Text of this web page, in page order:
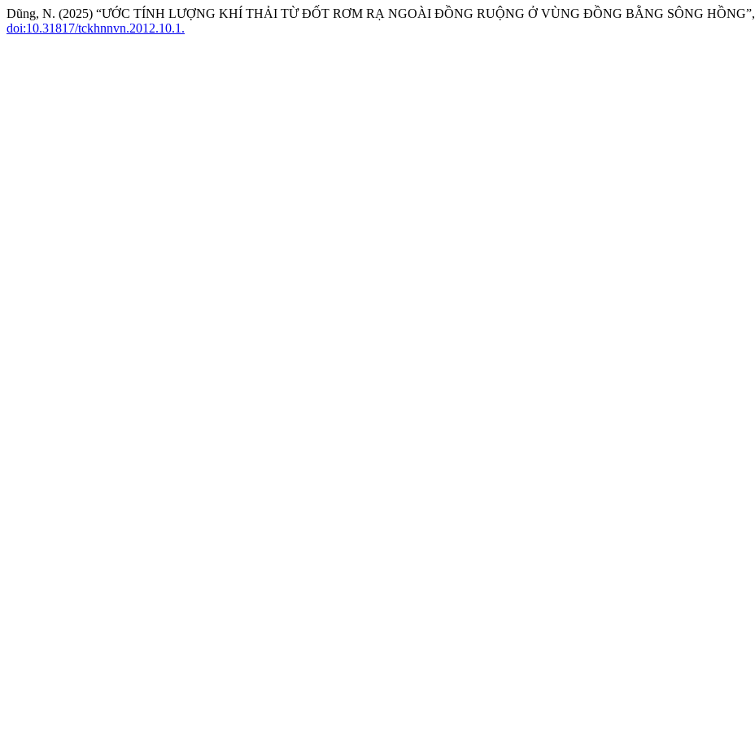
Dũng, N. (2025) “ƯỚC TÍNH LƯỢNG KHÍ THẢI TỪ ĐỐT RƠM RẠ NGOÀI ĐỒNG RUỘNG Ở VÙNG ĐỒNG BẰNG SÔNG HỒNG”,
doi:10.31817/tckhnnvn.2012.10.1.